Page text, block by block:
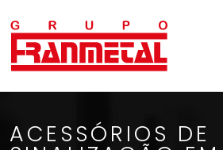
ACESSÓRIOS DE